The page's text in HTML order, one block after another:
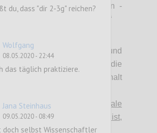
zu immensen Folgeschäden -
an menschlichem Leben.“
Bekämpfungsmittel:
wie spezifische Impfungen und
zu entwickeln sind; die
Validierung muss halt
~100 unspezifische antivirale
deren Wirkung zwar unsicher ist,
in Betracht zu ziehen ist
du, dass "dir 2-3g" reichen?
Wolfgang
08.05.2020 - 22:44
das täglich praktiziere.
Jana Steinhaus
09.05.2020 - 08:49
doch selbst Wissenschaftler